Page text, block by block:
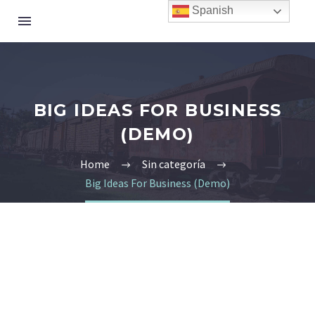
BIG IDEAS FOR BUSINESS
(DEMO)
Home
Sin categoría
Big Ideas For Business (Demo)
Spanish